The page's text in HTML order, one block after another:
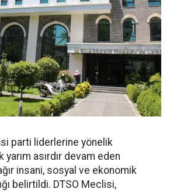
parti liderlerine yönelik
yarım asırdır devam eden
insani, sosyal ve ekonomik
belirtildi. DTSO Meclisi,